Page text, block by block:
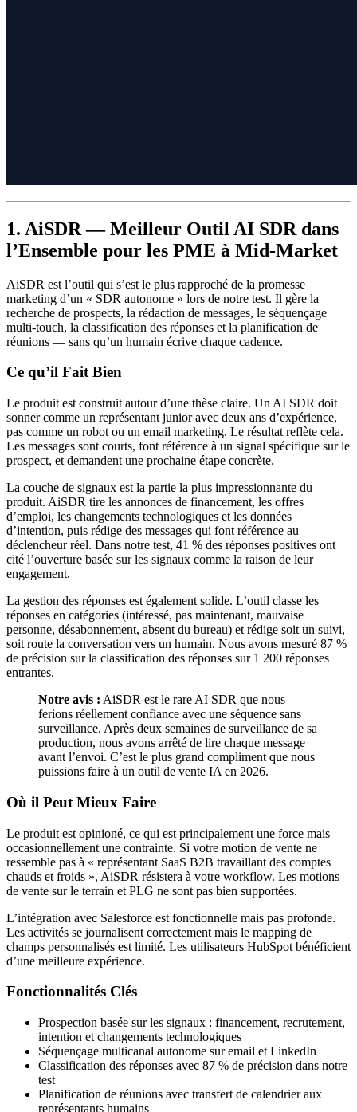
1. AiSDR — Meilleur Outil AI SDR dans
l’Ensemble pour les PME à Mid-Market
AiSDR est l’outil qui s’est le plus rapproché de la promesse
marketing d’un « SDR autonome » lors de notre test. Il gère la
recherche de prospects, la rédaction de messages, le séquençage
multi-touch, la classification des réponses et la planification de
réunions — sans qu’un humain écrive chaque cadence.
Ce qu’il Fait Bien
Le produit est construit autour d’une thèse claire. Un AI SDR doit
sonner comme un représentant junior avec deux ans d’expérience,
pas comme un robot ou un email marketing. Le résultat reflète cela.
Les messages sont courts, font référence à un signal spécifique sur le
prospect, et demandent une prochaine étape concrète.
La couche de signaux est la partie la plus impressionnante du
produit. AiSDR tire les annonces de financement, les offres
d’emploi, les changements technologiques et les données
d’intention, puis rédige des messages qui font référence au
déclencheur réel. Dans notre test, 41 % des réponses positives ont
cité l’ouverture basée sur les signaux comme la raison de leur
engagement.
La gestion des réponses est également solide. L’outil classe les
réponses en catégories (intéressé, pas maintenant, mauvaise
personne, désabonnement, absent du bureau) et rédige soit un suivi,
soit route la conversation vers un humain. Nous avons mesuré 87 %
de précision sur la classification des réponses sur 1 200 réponses
entrantes.
Notre avis : AiSDR est le rare AI SDR que nous
ferions réellement confiance avec une séquence sans
surveillance. Après deux semaines de surveillance de sa
production, nous avons arrêté de lire chaque message
avant l’envoi. C’est le plus grand compliment que nous
puissions faire à un outil de vente IA en 2026.
Où il Peut Mieux Faire
Le produit est opinioné, ce qui est principalement une force mais
occasionnellement une contrainte. Si votre motion de vente ne
ressemble pas à « représentant SaaS B2B travaillant des comptes
chauds et froids », AiSDR résistera à votre workflow. Les motions
de vente sur le terrain et PLG ne sont pas bien supportées.
L’intégration avec Salesforce est fonctionnelle mais pas profonde.
Les activités se journalisent correctement mais le mapping de
champs personnalisés est limité. Les utilisateurs HubSpot bénéficient
d’une meilleure expérience.
Fonctionnalités Clés
Prospection basée sur les signaux : financement, recrutement,
intention et changements technologiques
Séquençage multicanal autonome sur email et LinkedIn
Classification des réponses avec 87 % de précision dans notre
test
Planification de réunions avec transfert de calendrier aux
représentants humains